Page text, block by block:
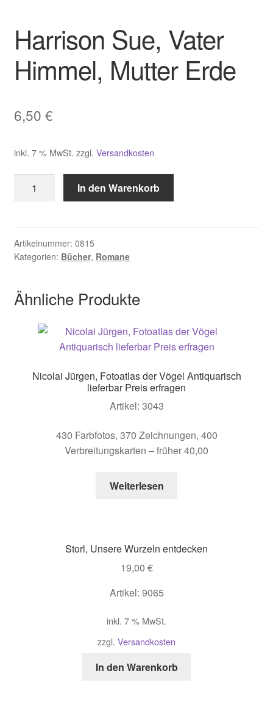
Harrison Sue, Vater
Himmel, Mutter Erde
6,50 €
inkl. 7 % MwSt. zzgl. Versandkosten
Mutter
Erde
In den Warenkorb
Artikelnummer: 0815
Kategorien: Bücher, Romane
Ähnliche Produkte
Nicolai Jürgen, Fotoatlas der Vögel Antiquarisch
lieferbar Preis erfragen
Artikel: 3043
430 Farbfotos, 370 Zeichnungen, 400
Verbreitungskarten – früher 40,00
Weiterlesen
Storl, Unsere Wurzeln entdecken
19,00 €
Artikel: 9065
inkl. 7 % MwSt.
zzgl. Versandkosten
In den Warenkorb